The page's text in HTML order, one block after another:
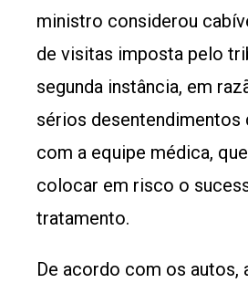
ministro considerou
de visitas imposta pelo
segunda instância, em
sérios desentendimentos
com a equipe médica,
colocar em risco o
tratamento.
De acordo com os autos,